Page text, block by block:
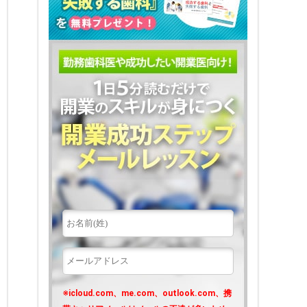
※icloud.com、me.com、outlook.com、携